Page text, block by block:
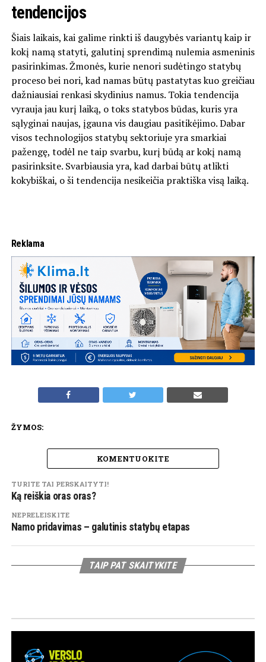
tendencijos
Šiais laikais, kai galime rinkti iš daugybės variantų kaip ir
kokį namą statyti, galutinį sprendimą nulemia asmeninis
pasirinkimas. Žmonės, kurie nenori sudėtingo statybų
proceso bei nori, kad namas būtų pastatytas kuo greičiau
dažniausiai renkasi skydinius namus. Tokia tendencija
vyrauja jau kurį laiką, o toks statybos būdas, kuris yra
sąlyginai naujas, įgauna vis daugiau pasitikėjimo. Dabar
visos technologijos statybų sektoriuje yra smarkiai
pažengę, todėl ne taip svarbu, kurį būdą ar kokį namą
pasirinksite. Svarbiausia yra, kad darbai būtų atlikti
kokybiškai, o ši tendencija nesikeičia praktiška visą laiką.
Reklama
ŽYMOS:
KOMENTUOKITE
TURITE TAI PERSKAITYTI!
Ką reiškia oras oras?
NEPRELEISKITE
Namo pridavimas – galutinis statybų etapas
TAIP PAT SKAITYKITE